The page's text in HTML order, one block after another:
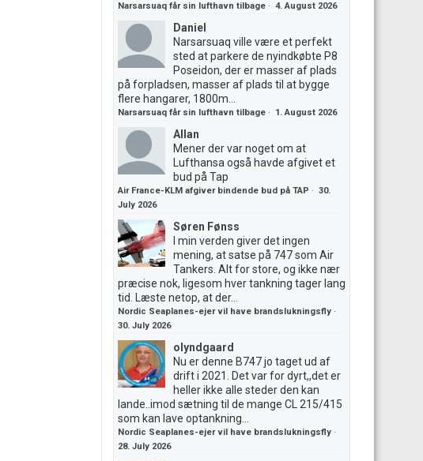
Narsarsuaq får sin lufthavn tilbage · 4. August 2026
Daniel
Narsarsuaq ville være et perfekt
sted at parkere de nyindkøbte P8
Poseidon, der er masser af plads
på forpladsen, masser af plads til at bygge
flere hangarer, 1800m...
Narsarsuaq får sin lufthavn tilbage · 1. August 2026
Allan
Mener der var noget om at
Lufthansa også havde afgivet et
bud på Tap
Air France-KLM afgiver bindende bud på TAP · 30.
July 2026
Søren Fønss
I min verden giver det ingen
mening, at satse på 747 som Air
Tankers. Alt for store, og ikke nær
præcise nok, ligesom hver tankning tager lang
tid. Læste netop, at der...
Nordic Seaplanes-ejer vil have brandslukningsfly ·
30. July 2026
olyndgaard
Nu er denne B747 jo taget ud af
drift i 2021. Det var for dyrt,,det er
heller ikke alle steder den kan
lande..imod sætning til de mange CL 215/415
som kan lave optankning...
Nordic Seaplanes-ejer vil have brandslukningsfly ·
28. July 2026